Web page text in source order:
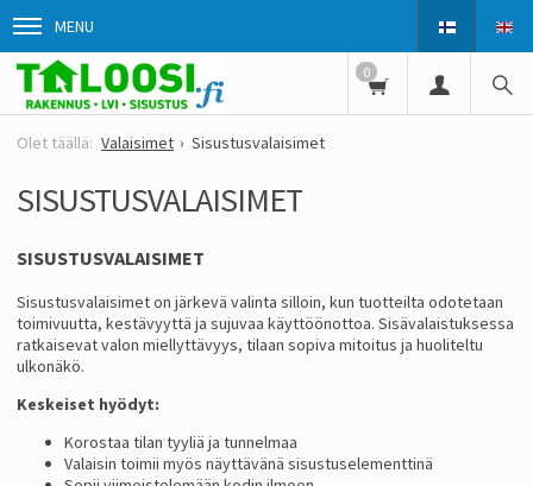
MENU
0
Valaisimet Sisustusvalaisimet
SISUSTUSVALAISIMET
SISUSTUSVALAISIMET
Sisustusvalaisimet on järkevä valinta silloin, kun tuotteilta odotetaan
toimivuutta, kestävyyttä ja sujuvaa käyttöönottoa. Sisävalaistuksessa
ratkaisevat valon miellyttävyys, tilaan sopiva mitoitus ja huoliteltu
ulkonäkö.
Keskeiset hyödyt:
Korostaa tilan tyyliä ja tunnelmaa
Valaisin toimii myös näyttävänä sisustuselementtinä